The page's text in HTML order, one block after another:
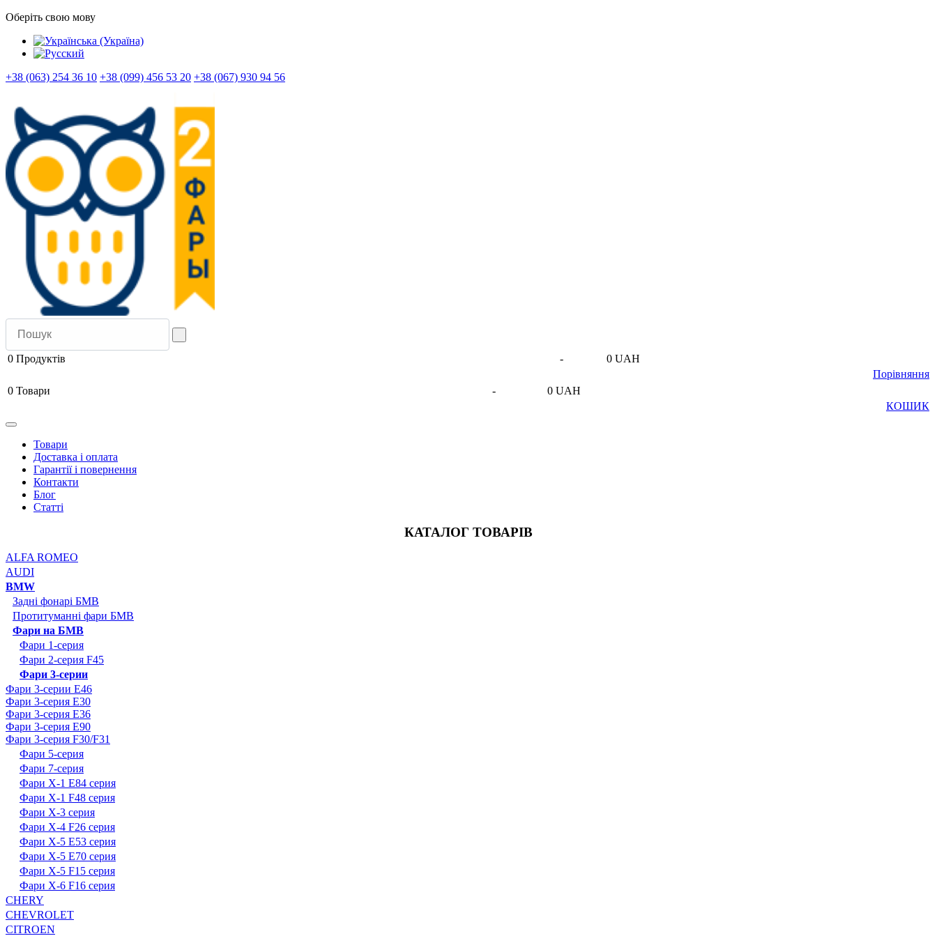
Оберіть свою мову
+38 (063) 254 36 10 +38 (099) 456 53 20 +38 (067) 930 94 56
0 Продуктів -
0 UAH
Порівняння
0 Товари -
0 UAH
КОШИК
Товари
Доставка і оплата
Гарантії і повернення
Контакти
Блог
Статті
КАТАЛОГ ТОВАРІВ
ALFA ROMEO
AUDI
BMW
Задні фонарі БМВ
Протитуманні фари БМВ
Фари на БМВ
Фари 1-серия
Фари 2-серия F45
Фари 3-серии
Фари 3-серии E46
Фари 3-серия E30
Фари 3-серия E36
Фари 3-серия E90
Фари 3-серия F30/F31
Фари 5-серия
Фари 7-серия
Фари X-1 E84 серия
Фари X-1 F48 серия
Фари X-3 серия
Фари X-4 F26 серия
Фари X-5 E53 серия
Фари X-5 E70 серия
Фари X-5 F15 серия
Фари X-6 F16 серия
CHERY
CHEVROLET
CITROEN